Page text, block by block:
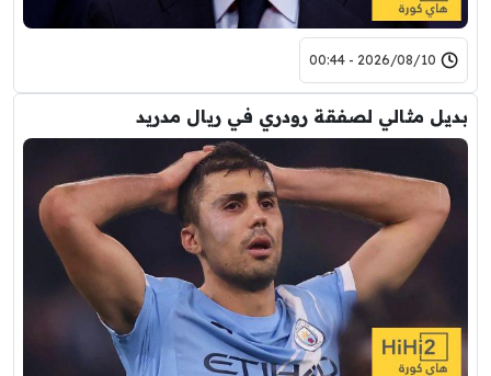
2026/08/10 - 00:44
بديل مثالي لصفقة رودري في ريال مدريد